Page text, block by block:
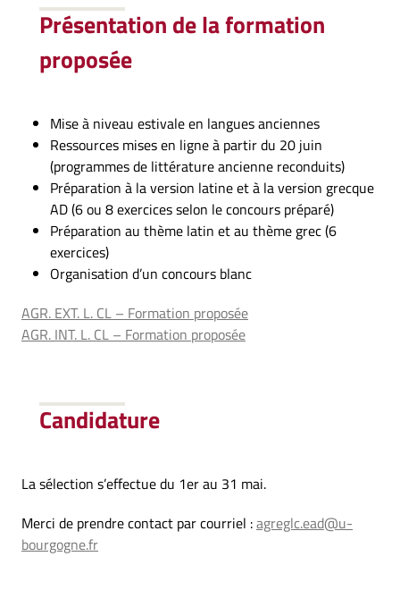
Présentation de la formation
proposée
Mise à niveau estivale en langues anciennes
Ressources mises en ligne à partir du 20 juin
(programmes de littérature ancienne reconduits)
Préparation à la version latine et à la version grecque
AD (6 ou 8 exercices selon le concours préparé)
Préparation au thème latin et au thème grec (6
exercices)
Organisation d’un concours blanc
AGR. EXT. L. CL – Formation proposée
AGR. INT. L. CL – Formation proposée
Candidature
La sélection s’effectue du 1er au 31 mai.
Merci de prendre contact par courriel :agreglc.ead@u-
bourgogne.fr